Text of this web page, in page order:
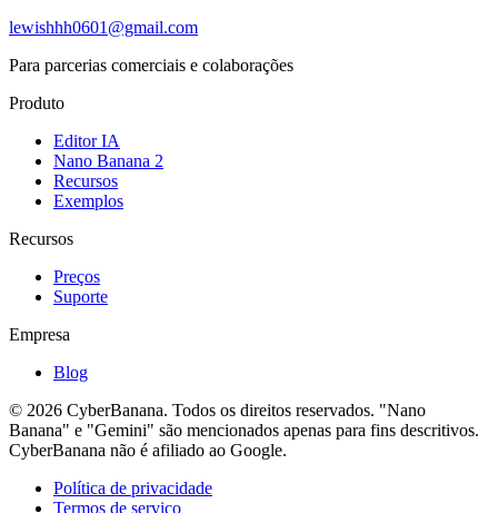
lewishhh0601@gmail.com
Para parcerias comerciais e colaborações
Produto
Editor IA
Nano Banana 2
Recursos
Exemplos
Recursos
Preços
Suporte
Empresa
Blog
© 2026 CyberBanana. Todos os direitos reservados. "Nano
Banana" e "Gemini" são mencionados apenas para fins descritivos.
CyberBanana não é afiliado ao Google.
Política de privacidade
Termos de serviço